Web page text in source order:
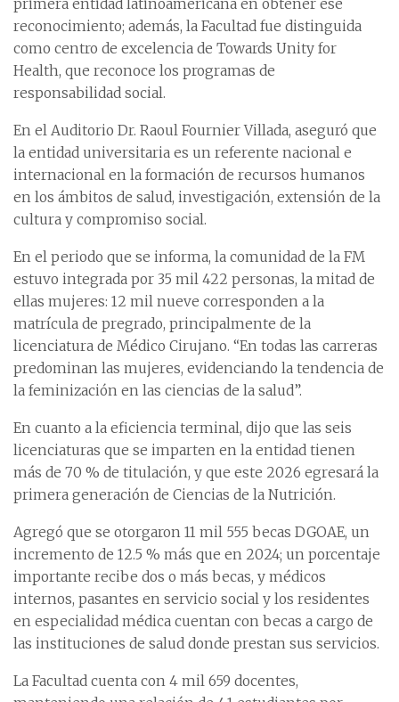
primera entidad latinoamericana en obtener ese
reconocimiento; además, la Facultad fue distinguida
como centro de excelencia de Towards Unity for
Health, que reconoce los programas de
responsabilidad social.
En el Auditorio Dr. Raoul Fournier Villada, aseguró que
la entidad universitaria es un referente nacional e
internacional en la formación de recursos humanos
en los ámbitos de salud, investigación, extensión de la
cultura y compromiso social.
En el periodo que se informa, la comunidad de la FM
estuvo integrada por 35 mil 422 personas, la mitad de
ellas mujeres: 12 mil nueve corresponden a la
matrícula de pregrado, principalmente de la
licenciatura de Médico Cirujano. “En todas las carreras
predominan las mujeres, evidenciando la tendencia de
la feminización en las ciencias de la salud”.
En cuanto a la eficiencia terminal, dijo que las seis
licenciaturas que se imparten en la entidad tienen
más de 70 % de titulación, y que este 2026 egresará la
primera generación de Ciencias de la Nutrición.
Agregó que se otorgaron 11 mil 555 becas DGOAE, un
incremento de 12.5 % más que en 2024; un porcentaje
importante recibe dos o más becas, y médicos
internos, pasantes en servicio social y los residentes
en especialidad médica cuentan con becas a cargo de
las instituciones de salud donde prestan sus servicios.
La Facultad cuenta con 4 mil 659 docentes,